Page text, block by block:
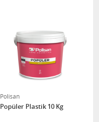
Polisan
Popüler Plastik 10 Kg